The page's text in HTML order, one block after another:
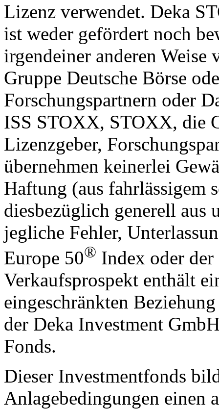
Lizenz verwendet. Deka
ist weder gefördert noch
irgendeiner anderen
Gruppe Deutsche Börse
Forschungspartnern oder
ISS STOXX, STOXX, die
Lizenzgeber,
übernehmen keinerlei
Haftung (aus fahrlässigem
diesbezüglich generell aus
jegliche Fehler,
Europe 50® Index oder
Verkaufsprospekt enthält
eingeschränkten
der Deka Investment
Fonds.
Dieser Investmentfonds
Anlagebedingungen einen